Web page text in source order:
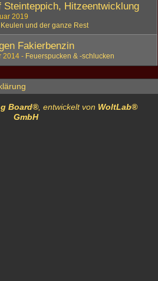
Steinteppich, Hitzeentwicklung
2019
und der ganze Rest
Fakierbenzin
2014 Feuerspucken & -schlucken
Board®, entwickelt von WoltLab®
GmbH